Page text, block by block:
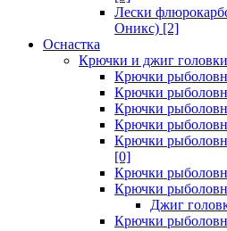
Лески
Оникс) [2]
Оснастка
Крючки и джиг
Крючки
Крючки
Крючки
Крючки
Крючки
[0]
Крючки
Крючки
Джиг
Крючки